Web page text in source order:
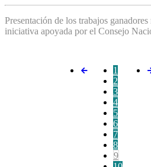
Presentación de los trabajos
iniciativa apoyada por el Consejo
1
2
3
4
5
6
7
8
9